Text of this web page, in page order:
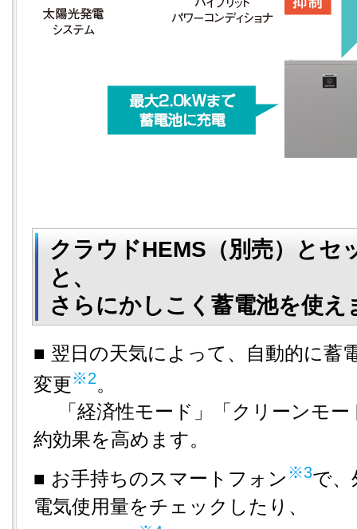
クラウドHEMS（別売）とセ
と、
さらにかしこく蓄電池を使え
■ 翌日の天気によって、自動的に蓄
変更※2。
「経済性モード」「クリーンモー
約効果を高めます。
■ お手持ちのスマートフォン ※3で、
電気使用量をチェックしたり、